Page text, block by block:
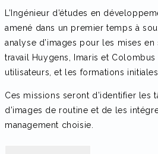
L’Ingénieur d’études en
amené dans un premier temps à
analyse d’images pour les mises
travail Huygens, Imaris et
utilisateurs, et les formations
Ces missions seront d’identifier les
d’images de routine et de les
management choisie.